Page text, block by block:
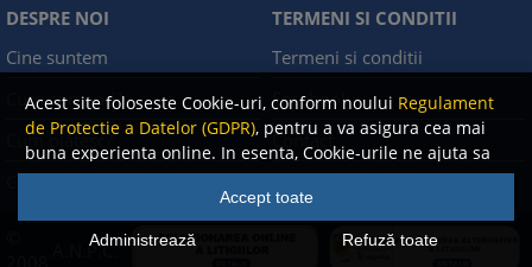
Acest site foloseste Cookie-uri, conform noului Regulament
de Protectie a Datelor (GDPR), pentru a va asigura cea mai
buna experienta online. In esenta, Cookie-urile ne ajuta sa
imbunatatim continutul de pe site, oferindu-va dvs.,
cititorul, o experienta online personalizata si mult mai
rapida. Ele sunt folosite doar de site-ul nostru si partenerii
nostri de incredere. Click
pentru detalii despre politica
Accept toate
Administrează Refuză toate
DESPRE NOI
Cine suntem
Cum comand?
Cum platesc?
TERMENI SI CONDITII
Termeni si conditii
Facebook
Contact
A.N.P.C.